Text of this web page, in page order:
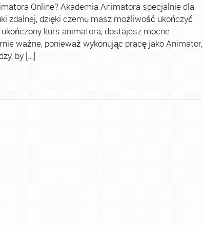
Online? Akademia Animatora specjalnie dla
zdalnej, dzięki czemu masz możliwość ukończyć
kurs animatora, dostajesz mocne
ważne, ponieważ wykonując pracę jako Animator,
by […]